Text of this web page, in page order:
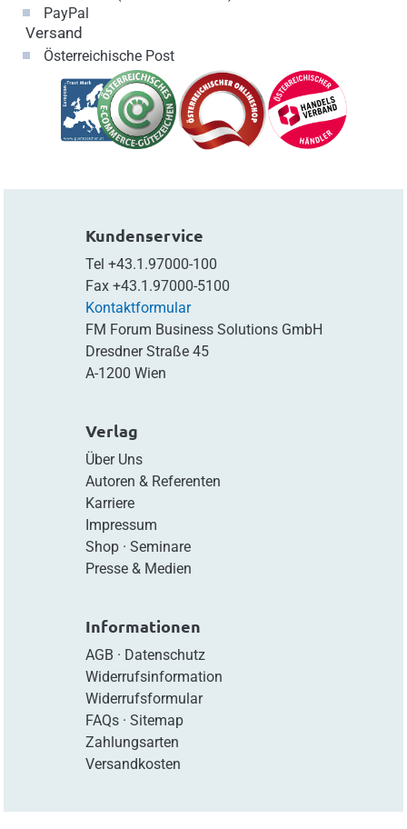
PayPal
Versand
Österreichische Post
Kundenservice
Tel +43.1.97000-100
Fax +43.1.97000-5100
Kontaktformular
FM Forum Business Solutions GmbH
Dresdner Straße 45
A-1200 Wien
Verlag
Über Uns
Autoren & Referenten
Karriere
Impressum
Shop· Seminare
Presse & Medien
Informationen
AGB · Datenschutz
Widerrufsinformation
Widerrufsformular
FAQs· Sitemap
Zahlungsarten
Versandkosten